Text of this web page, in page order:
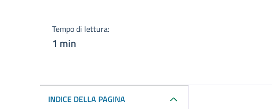
Tempo di lettura:
1 min
INDICE DELLA PAGINA